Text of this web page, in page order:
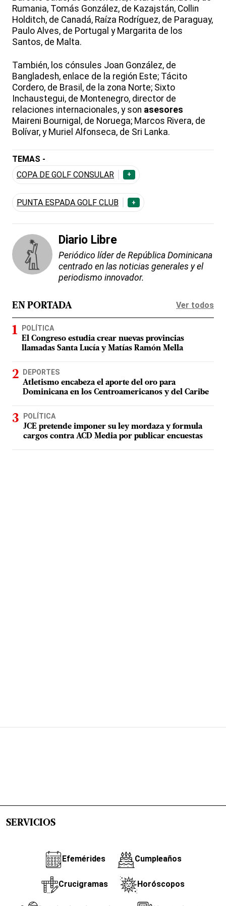
Rumania, Tomás González, de Kazajstán, Collin
Holditch, de Canadá, Raíza Rodríguez, de Paraguay,
Paulo Alves, de Portugal y Margarita de los
Santos, de Malta.
También, los cónsules Joan González, de
Bangladesh, enlace de la región Este; Tácito
Cordero, de Brasil, de la zona Norte; Sixto
Inchaustegui, de Montenegro, director de
relaciones internacionales, y son asesores
Maireni Bournigal, de Noruega; Marcos Rivera, de
Bolívar, y Muriel Alfonseca, de Sri Lanka.
TEMAS -
COPA DE GOLF CONSULAR
+
PUNTA ESPADA GOLF CLUB +
Diario Libre
Periódico líder de República Dominicana
centrado en las noticias generales y el
periodismo innovador.
EN PORTADA Ver todos
POLÍTICA
El Congreso estudia crear nuevas provincias
llamadas Santa Lucía y Matías Ramón Mella
DEPORTES
Atletismo encabeza el aporte del oro para
Dominicana en los Centroamericanos y del Caribe
POLÍTICA
JCE pretende imponer su ley mordaza y formula
cargos contra ACD Media por publicar encuestas
SERVICIOS
Efemérides Cumpleaños
Crucigramas Horóscopos